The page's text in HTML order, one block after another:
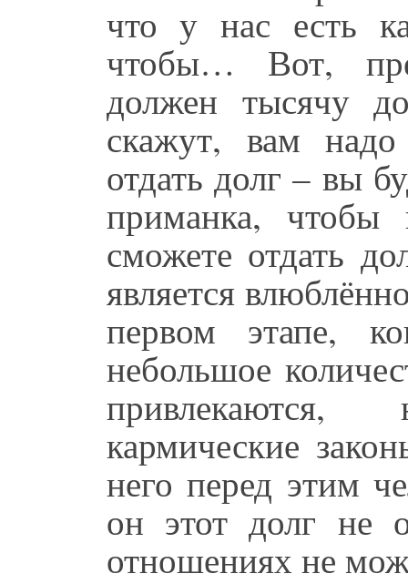
что у нас есть
чтобы… Вот,
должен тысячу
скажут, вам
отдать долг – вы
приманка,
сможете отдать
является
первом этапе,
небольшое
кармические
него перед этим
он этот долг не
отношениях не